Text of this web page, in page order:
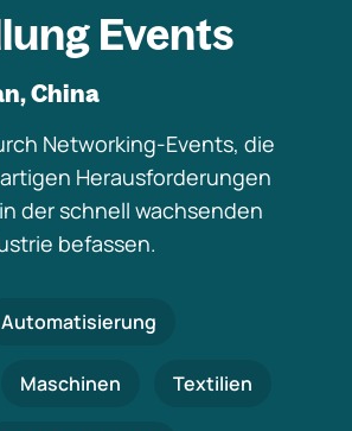
Events
China
Networking-Events, die
Herausforderungen
der schnell wachsenden
befassen.
Automatisierung
Maschinen Textilien